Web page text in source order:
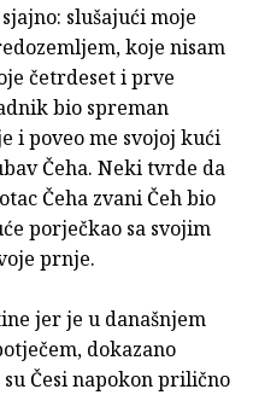
slušajući moje
koje nisam
četrdeset i prve
bio spreman
i poveo me svojoj kući
Čeha. Neki tvrde da
Čeha zvani Čeh bio
porječkao sa svojim
prnje.
jer je u današnjem
dokazano
Česi napokon prilično